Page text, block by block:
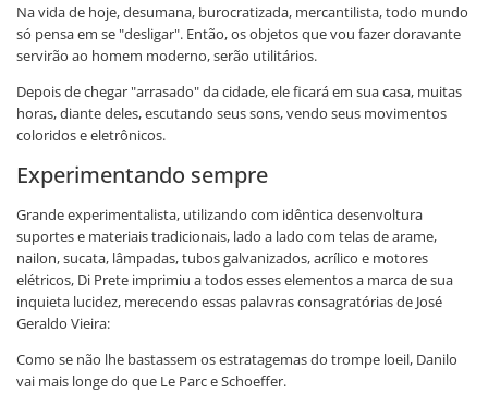
Na vida de hoje, desumana, burocratizada, mercantilista, todo mundo
só pensa em se "desligar". Então, os objetos que vou fazer doravante
servirão ao homem moderno, serão utilitários.
Depois de chegar "arrasado" da cidade, ele ficará em sua casa, muitas
horas, diante deles, escutando seus sons, vendo seus movimentos
coloridos e eletrônicos.
Experimentando sempre
Grande experimentalista, utilizando com idêntica desenvoltura
suportes e materiais tradicionais, lado a lado com telas de arame,
nailon, sucata, lâmpadas, tubos galvanizados, acrílico e motores
elétricos, Di Prete imprimiu a todos esses elementos a marca de sua
inquieta lucidez, merecendo essas palavras consagratórias de José
Geraldo Vieira:
Como se não lhe bastassem os estratagemas do trompe loeil, Danilo
vai mais longe do que Le Parc e Schoeffer.